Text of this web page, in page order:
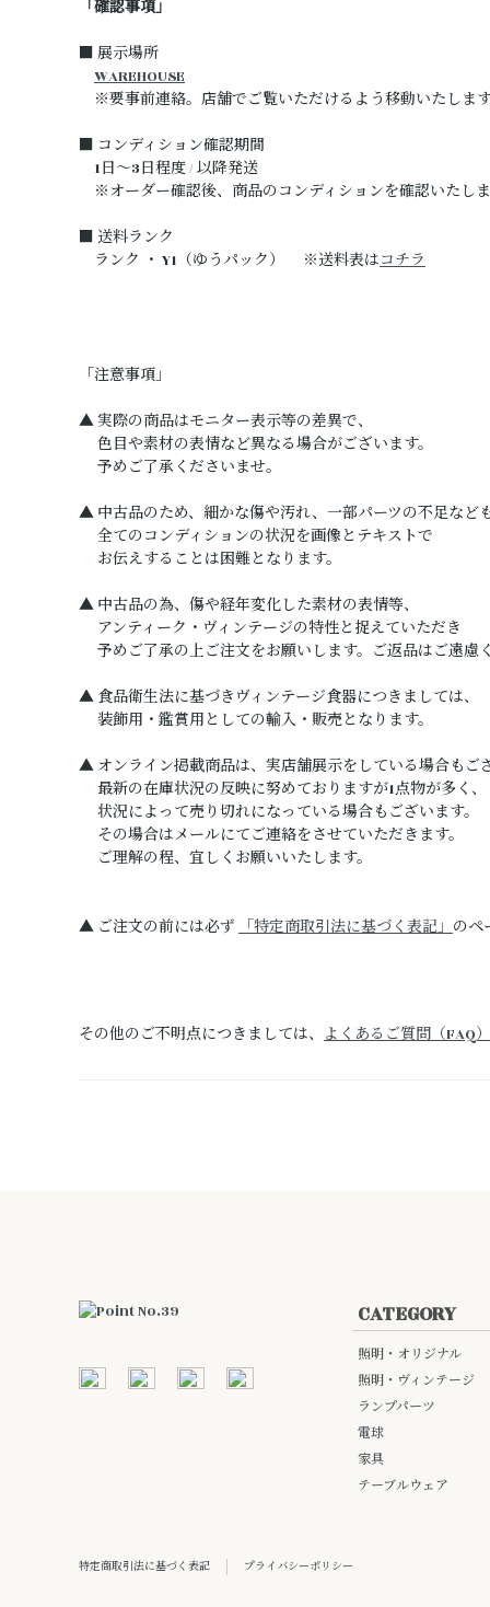
「確認事項」
■ 展示場所
WAREHOUSE
※要事前連絡。店舗でご覧いただけるよう移動いたします
■ コンディション確認期間
1日～3日程度 / 以降発送
※オーダー確認後、商品のコンディションを確認いたしま
■ 送料ランク
ランク ・ Y1（ゆうパック） ※送料表はコチラ
「注意事項」
▲ 実際の商品はモニター表示等の差異で、
色目や素材の表情など異なる場合がございます。
予めご了承くださいませ。
▲ 中古品のため、細かな傷や汚れ、一部パーツの不足など
全てのコンディションの状況を画像とテキストで
お伝えすることは困難となります。
▲ 中古品の為、傷や経年変化した素材の表情等、
アンティーク・ヴィンテージの特性と捉えていただき
予めご了承の上ご注文をお願いします。ご返品はご遠慮く
▲ 食品衛生法に基づきヴィンテージ食器につきましては、
装飾用・鑑賞用としての輸入・販売となります。
▲ オンライン掲載商品は、実店舗展示をしている場合もござ
最新の在庫状況の反映に努めておりますが1点物が多く、
状況によって売り切れになっている場合もございます。
その場合はメールにてご連絡をさせていただきます。
ご理解の程、宜しくお願いいたします。
▲ ご注文の前には必ず 「特定商取引法に基づく表記」のペ
その他のご不明点につきましては、 よくあるご質問（FAQ）
CATEGORY
照明・オリジナル
照明・ヴィンテージ
ランプパーツ
電球
家具
テーブルウェア
特定商取引法に基づく表記 プライバシーポリシー